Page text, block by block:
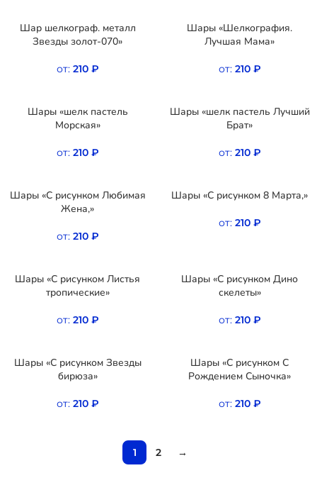
Шар шелкограф. металл
Звезды золот-070»
от: 210 ₽
Шары «Шелкография.
Лучшая Мама»
от: 210 ₽
Шары «шелк пастель
Морская»
от: 210 ₽
Шары «шелк пастель Лучший
Брат»
от: 210 ₽
Шары «С рисунком Любимая
Жена,»
от: 210 ₽
Шары «С рисунком 8 Марта,»
от: 210 ₽
Шары «С рисунком Листья
тропические»
от: 210 ₽
Шары «С рисунком Дино
скелеты»
от: 210 ₽
Шары «С рисунком Звезды
бирюза»
от: 210 ₽
Шары «С рисунком С
Рождением Сыночка»
от: 210 ₽
1 2 →